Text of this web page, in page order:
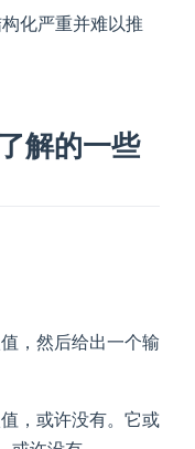
化严重并难以推
解的一些
，然后给出一个输
，或许没有。它或